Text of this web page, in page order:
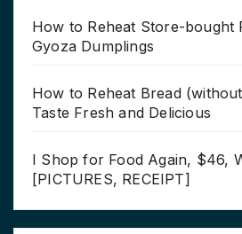
How to Reheat Store-bought
Gyoza Dumplings
How to Reheat Bread
Taste Fresh and Delicious
I Shop for Food Again, $46,
[PICTURES, RECEIPT]